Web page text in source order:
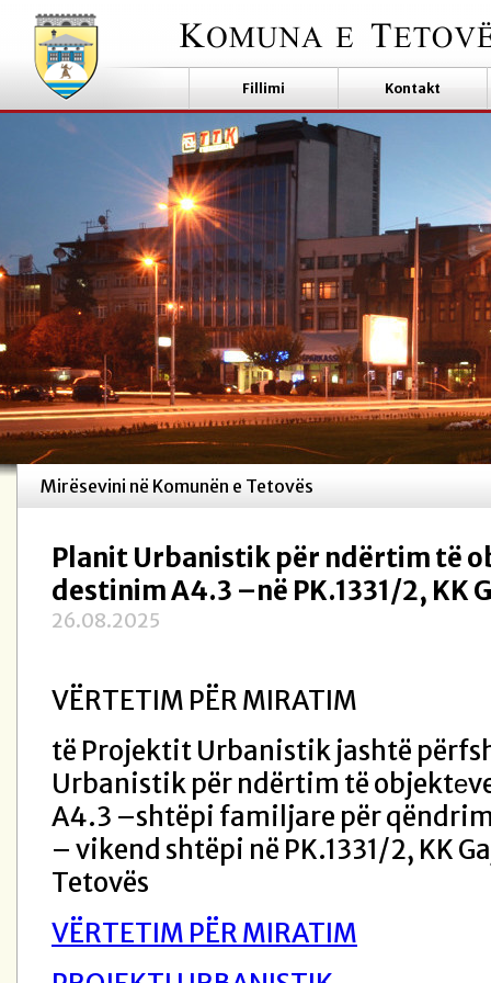
Fillimi Kontakt
Mirësevini në Komunën e Tetovës
Planit Urbanistik për ndërtim të
destinim A4.3 –në PK.1331/2, KK
26.08.2025
VËRTETIM PËR MIRATIM
të Projektit Urbanistik jashtë
Urbanistik për ndërtim të
A4.3 –shtëpi familjare për
– vikend shtëpi në PK.1331/2, KK
Tetovës
VËRTETIM PËR MIRATIM